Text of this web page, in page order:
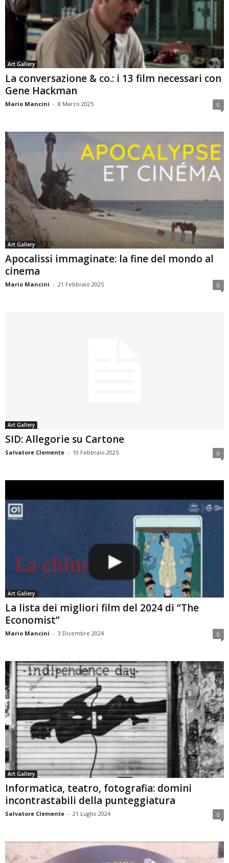
Art Gallery
La conversazione & co.: i 13 film necessari con
Gene Hackman
Mario Mancini - 8 Marzo 2025 0
Art Gallery
Apocalissi immaginate: la fine del mondo al
cinema
Mario Mancini - 21 Febbraio 2025 0
Art Gallery
SID: Allegorie su Cartone
Salvatore Clemente - 10 Febbraio 2025 0
Art Gallery
La lista dei migliori film del 2024 di “The
Economist”
Mario Mancini - 3 Dicembre 2024 0
Art Gallery
Informatica, teatro, fotografia: domini
incontrastabili della punteggiatura
Salvatore Clemente - 21 Luglio 2024 0